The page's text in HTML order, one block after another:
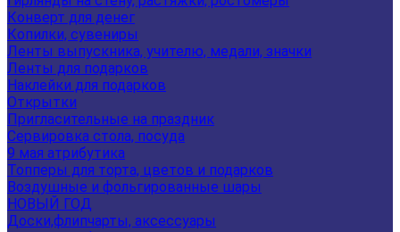
Конверт для денег
Копилки, сувениры
Ленты выпускника, учителю, медали, значки
Ленты для подарков
Наклейки для подарков
Открытки
Пригласительные на праздник
Сервировка стола, посуда
9 мая атрибутика
Топперы для торта, цветов и подарков
Воздушные и фольгированные шары
НОВЫЙ ГОД
Доски,флипчарты, аксессуары